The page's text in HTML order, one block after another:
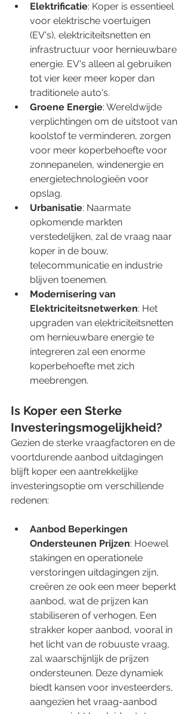
Elektrificatie: Koper is essentieel
voor elektrische voertuigen
(EV's), elektriciteitsnetten en
infrastructuur voor hernieuwbare
energie. EV's alleen al gebruiken
tot vier keer meer koper dan
traditionele auto's.
Groene Energie: Wereldwijde
verplichtingen om de uitstoot van
koolstof te verminderen, zorgen
voor meer koperbehoefte voor
zonnepanelen, windenergie en
energietechnologieën voor
opslag.
Urbanisatie: Naarmate
opkomende markten
verstedelijken, zal de vraag naar
koper in de bouw,
telecommunicatie en industrie
blijven toenemen.
Modernisering van
Elektriciteitsnetwerken: Het
upgraden van elektriciteitsnetten
om hernieuwbare energie te
integreren zal een enorme
koperbehoefte met zich
meebrengen.
Is Koper een Sterke
Investeringsmogelijkheid?
Gezien de sterke vraagfactoren en de
voortdurende aanbod uitdagingen
blijft koper een aantrekkelijke
investeringsoptie om verschillende
redenen:
Aanbod Beperkingen
Ondersteunen Prijzen: Hoewel
stakingen en operationele
verstoringen uitdagingen zijn,
creëren ze ook een meer beperkt
aanbod, wat de prijzen kan
stabiliseren of verhogen. Een
strakker koper aanbod, vooral in
het licht van de robuuste vraag,
zal waarschijnlijk de prijzen
ondersteunen. Deze dynamiek
biedt kansen voor investeerders,
aangezien het vraag-aanbod